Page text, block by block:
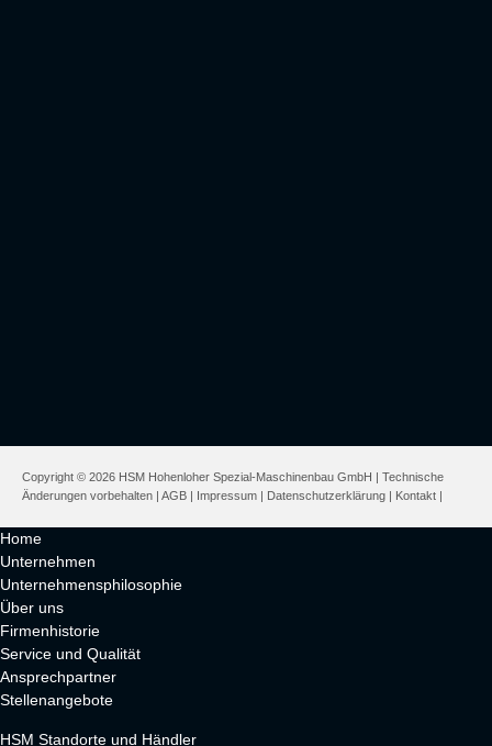
Copyright © 2026 HSM Hohenloher Spezial-Maschinenbau GmbH | Technische
Änderungen vorbehalten | AGB | Impressum | Datenschutzerklärung | Kontakt |
Home
Unternehmen
Unternehmensphilosophie
Über uns
Firmenhistorie
Service und Qualität
Ansprechpartner
Stellenangebote
HSM Standorte und Händler